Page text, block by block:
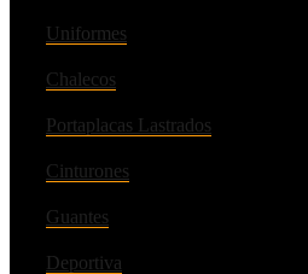
Uniformes
Chalecos
Portaplacas Lastrados
Cinturones
Guantes
Deportiva